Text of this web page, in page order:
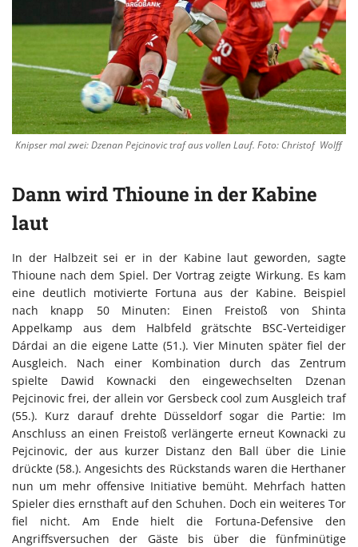
Knipser mal zwei: Dzenan Pejcinovic traf aus vollen Lauf. Foto: Christof Wolff
Dann wird Thioune in der Kabine
laut
In der Halbzeit sei er in der Kabine laut geworden, sagte
Thioune nach dem Spiel. Der Vortrag zeigte Wirkung. Es kam
eine deutlich motivierte Fortuna aus der Kabine. Beispiel
nach knapp 50 Minuten: Einen Freistoß von Shinta
Appelkamp aus dem Halbfeld grätschte BSC-Verteidiger
Dárdai an die eigene Latte (51.). Vier Minuten später fiel der
Ausgleich. Nach einer Kombination durch das Zentrum
spielte Dawid Kownacki den eingewechselten Dzenan
Pejcinovic frei, der allein vor Gersbeck cool zum Ausgleich traf
(55.). Kurz darauf drehte Düsseldorf sogar die Partie: Im
Anschluss an einen Freistoß verlängerte erneut Kownacki zu
Pejcinovic, der aus kurzer Distanz den Ball über die Linie
drückte (58.). Angesichts des Rückstands waren die Herthaner
nun um mehr offensive Initiative bemüht. Mehrfach hatten
Spieler dies ernsthaft auf den Schuhen. Doch ein weiteres Tor
fiel nicht. Am Ende hielt die Fortuna-Defensive den
Angriffsversuchen der Gäste bis über die fünfminütige